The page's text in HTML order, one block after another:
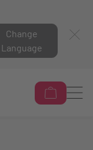
Change
Language